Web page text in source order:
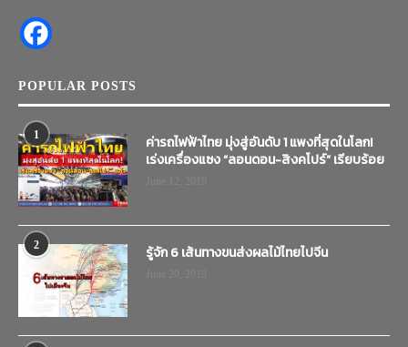
POPULAR POSTS
1
ค่ารถไฟฟ้าไทย มุ่งสู่อันดับ 1 แพงที่สุดในโลก!
เร่งเครื่องแซง “ลอนดอน-สิงคโปร์” เรียบร้อย
2 รู้จัก 6 เส้นทางขนส่งผลไม้ไทยไปจีน